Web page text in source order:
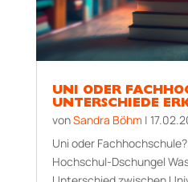
UNI ODER
UNTERSCHIEDE
vonSandra Böhm |
Uni oder
Hochschul-Dschungel